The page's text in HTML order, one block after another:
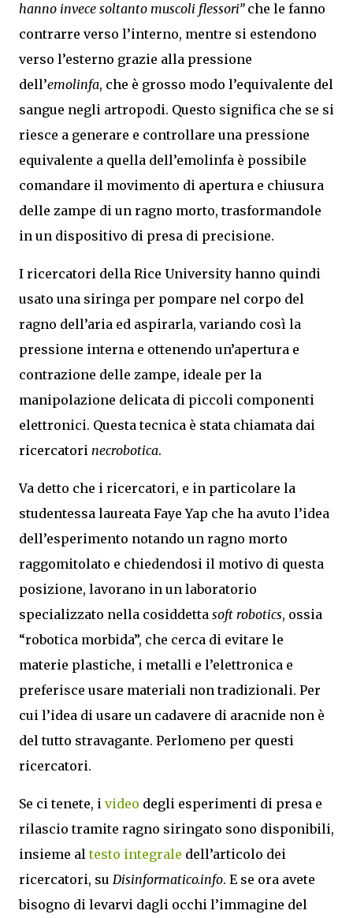
hanno invece soltanto muscoli flessori”che le fanno
contrarre verso l’interno, mentre si estendono
verso l’esterno grazie alla pressione
dell’emolinfa, che è grosso modo l’equivalente del
sangue negli artropodi. Questo significa che se si
riesce a generare e controllare una pressione
equivalente a quella dell’emolinfa è possibile
comandare il movimento di apertura e chiusura
delle zampe di un ragno morto, trasformandole
in un dispositivo di presa di precisione.
I ricercatori della Rice University hanno quindi
usato una siringa per pompare nel corpo del
ragno dell’aria ed aspirarla, variando così la
pressione interna e ottenendo un’apertura e
contrazione delle zampe, ideale per la
manipolazione delicata di piccoli componenti
elettronici. Questa tecnica è stata chiamata dai
ricercatori necrobotica.
Va detto che i ricercatori, e in particolare la
studentessa laureata Faye Yap che ha avuto l’idea
dell’esperimento notando un ragno morto
raggomitolato e chiedendosi il motivo di questa
posizione, lavorano in un laboratorio
specializzato nella cosiddetta soft robotics, ossia
“robotica morbida”, che cerca di evitare le
materie plastiche, i metalli e l’elettronica e
preferisce usare materiali non tradizionali. Per
cui l’idea di usare un cadavere di aracnide non è
del tutto stravagante. Perlomeno per questi
ricercatori.
Se ci tenete, i video degli esperimenti di presa e
rilascio tramite ragno siringato sono disponibili,
insieme altesto integrale dell’articolo dei
ricercatori, su Disinformatico.info. E se ora avete
bisogno di levarvi dagli occhi l’immagine del